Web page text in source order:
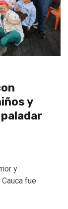
y
y
fue